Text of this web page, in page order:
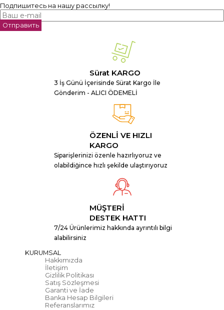
Подпишитесь на нашу рассылку!
Отправить
Sürat KARGO
3 İş Günü İçerisinde Sürat Kargo İle
Gönderim - ALICI ÖDEMELİ
ÖZENLİ VE HIZLI
KARGO
Siparişlerinizi özenle hazırlıyoruz ve
olabildiğince hızlı şekilde ulaştırıyoruz
MÜŞTERİ
DESTEK HATTI
7/24 Ürünlerimiz hakkında ayrıntılı bilgi
alabilirsiniz
KURUMSAL
Hakkımızda
İletişim
Gizlilik Politikası
Satış Sözleşmesi
Garanti ve İade
Banka Hesap Bilgileri
Referanslarımız